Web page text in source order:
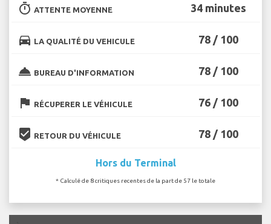
timer ATTENTE MOYENNE 34 minutes
directions_car LA QUALITÉ DU VEHICULE 78 / 100
room_service BUREAU D'INFORMATION 78 / 100
flag RÉCUPERER LE VÉHICULE 76 / 100
beenhere RETOUR DU VÉHICULE 78 / 100
Hors du Terminal
* Calculé de 8 critiques recentes de la part de 57 le totale